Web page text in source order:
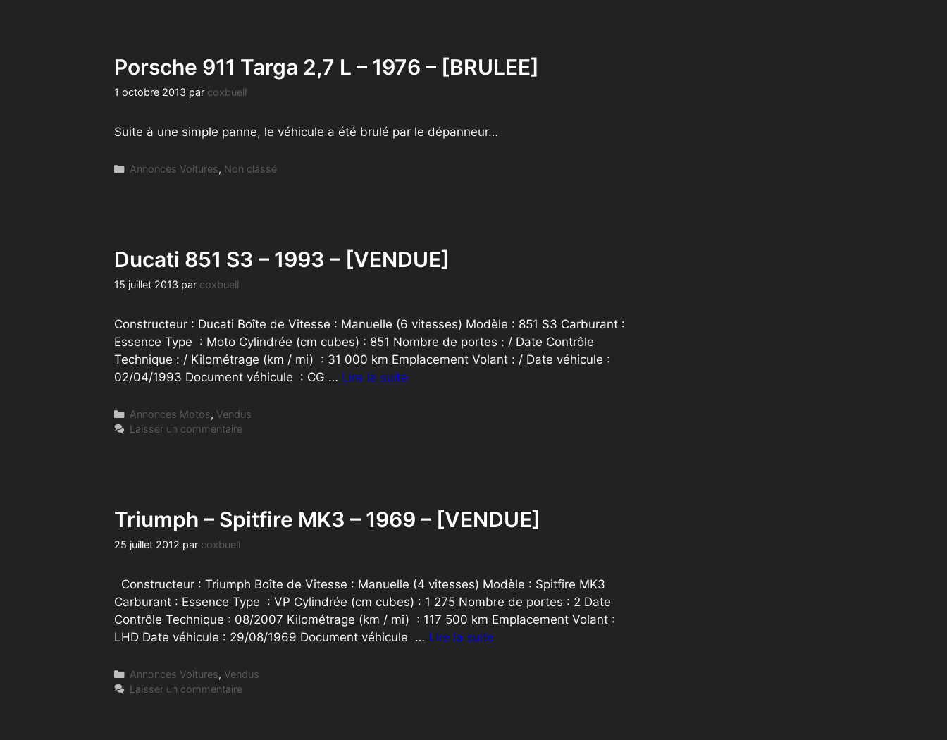
Porsche 911 Targa 2,7 L – 1976 – [BRULEE]
1 octobre 2013 par coxbuell
Suite à une simple panne, le véhicule a été brulé par le dépanneur…
Catégories
Annonces Voitures, Non classé
Ducati 851 S3 – 1993 – [VENDUE]
15 juillet 2013 par coxbuell
Constructeur : Ducati Boîte de Vitesse : Manuelle (6 vitesses) Modèle : 851 S3 Carburant :
Essence Type : Moto Cylindrée (cm cubes) : 851 Nombre de portes : / Date Contrôle
Technique : / Kilométrage (km / mi) : 31 000 km Emplacement Volant : / Date véhicule :
02/04/1993 Document véhicule : CG … Lire la suite
Catégories
Annonces Motos, Vendus
Laisser un commentaire
Triumph – Spitfire MK3 – 1969 – [VENDUE]
25 juillet 2012 par coxbuell
Constructeur : Triumph Boîte de Vitesse : Manuelle (4 vitesses) Modèle : Spitfire MK3
Carburant : Essence Type : VP Cylindrée (cm cubes) : 1 275 Nombre de portes : 2 Date
Contrôle Technique : 08/2007 Kilométrage (km / mi) : 117 500 km Emplacement Volant :
LHD Date véhicule : 29/08/1969 Document véhicule … Lire la suite
Catégories
Annonces Voitures, Vendus
Laisser un commentaire